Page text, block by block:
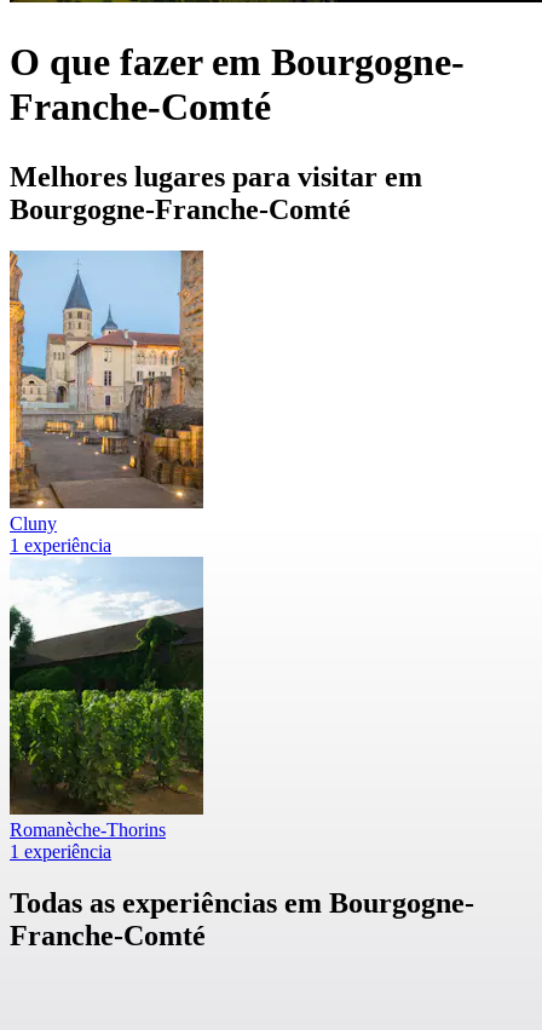
O que fazer em Bourgogne-
Franche-Comté
Melhores lugares para visitar em
Bourgogne-Franche-Comté
Cluny
1 experiência
Romanèche-Thorins
1 experiência
Todas as experiências em Bourgogne-
Franche-Comté